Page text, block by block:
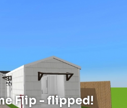
Flip - flipped!